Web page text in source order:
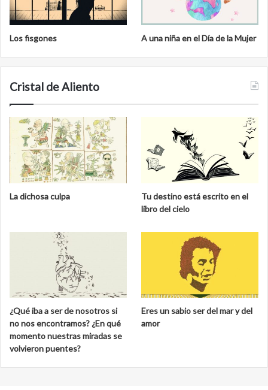
Los fisgones A una niña en el Día de la Mujer
Cristal de Aliento
La dichosa culpa
Tu destino está escrito en el
libro del cielo
¿Qué iba a ser de nosotros si
no nos encontramos? ¿En qué
momento nuestras miradas se
volvieron puentes?
Eres un sabio ser del mar y del
amor